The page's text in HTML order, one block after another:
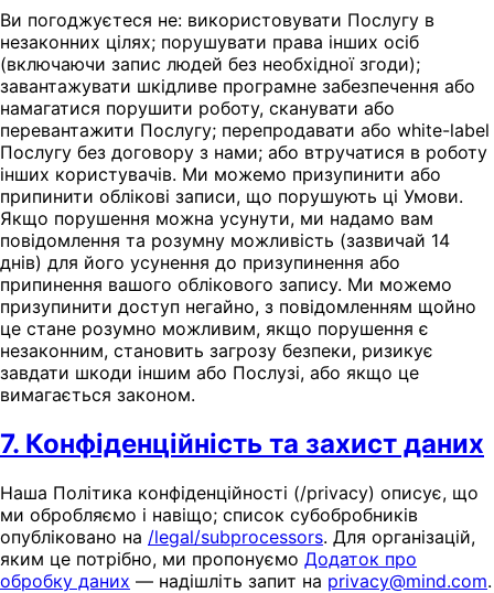
Ви погоджуєтеся не: використовувати Послугу в
незаконних цілях; порушувати права інших осіб
(включаючи запис людей без необхідної згоди);
завантажувати шкідливе програмне забезпечення або
намагатися порушити роботу, сканувати або
перевантажити Послугу; перепродавати або white-label
Послугу без договору з нами; або втручатися в роботу
інших користувачів. Ми можемо призупинити або
припинити облікові записи, що порушують ці Умови.
Якщо порушення можна усунути, ми надамо вам
повідомлення та розумну можливість (зазвичай 14
днів) для його усунення до призупинення або
припинення вашого облікового запису. Ми можемо
призупинити доступ негайно, з повідомленням щойно
це стане розумно можливим, якщо порушення є
незаконним, становить загрозу безпеки, ризикує
завдати шкоди іншим або Послузі, або якщо це
вимагається законом.
7. Конфіденційність та захист даних
Наша Політика конфіденційності (/privacy) описує, що
ми обробляємо і навіщо; список субобробників
опубліковано на /legal/subprocessors. Для організацій,
яким це потрібно, ми пропонуємо Додаток про
обробку даних — надішліть запит на privacy@mind.com.